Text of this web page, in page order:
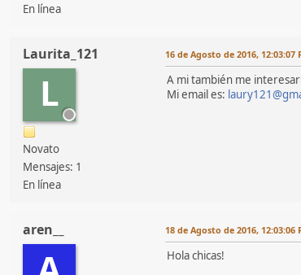
En línea
Laurita_121
L
Novato
Mensajes: 1
En línea
16 de Agosto de 2016, 12:03:07
A mi también me
Mi email es:
aren__ 18 de Agosto de 2016, 12:03:06
Hola chicas!